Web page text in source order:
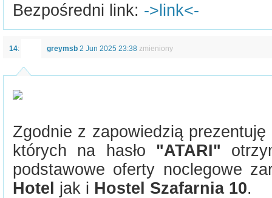
Bezpośredni link: ->link<-
14: greymsb 2 Jun 2025 23:38 zmieniony
Zgodnie z zapowiedzią
których na hasło "ATARI"
podstawowe oferty noclegowe
Hotel jak i Hostel Szafarnia 10.